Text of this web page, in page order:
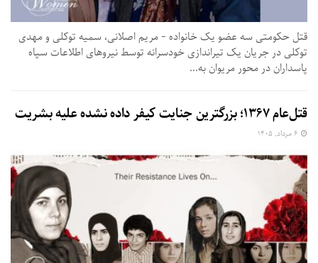
قتل حکومتی سه عضو یک خانواده - مریم اصلانی، سمیه توکلی و مهدی
توکلی در جریان یک تیراندازی خودسرانه توسط نیروهای اطلاعات سپاه
پاسداران در محور مریوان به...
قتل‌عام ۱۳۶۷؛ بزرگترین جنایت کیفر داده نشده علیه بشریت